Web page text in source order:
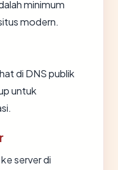
minimum
modern.
di DNS publik
untuk
server di